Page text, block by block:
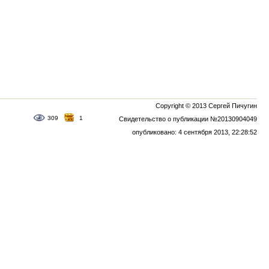
Copyright © 2013 Сергей Пичугин
Свидетельство о публикации №20130904049
опубликовано: 4 сентября 2013, 22:28:52
309 1